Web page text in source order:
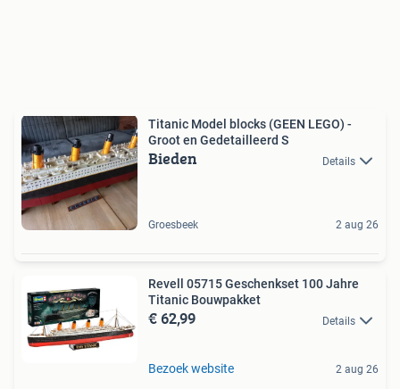
Titanic Model blocks (GEEN LEGO) -
Groot en Gedetailleerd S
Bieden Details
Groesbeek 2 aug 26
Revell 05715 Geschenkset 100 Jahre
Titanic Bouwpakket
€ 62,99 Details
Bezoek website 2 aug 26